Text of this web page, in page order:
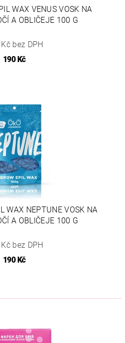
WAX VENUS VOSK NA
A OBLIČEJE 100 G
bez DPH
190 Kč
WAX NEPTUNE VOSK NA
A OBLIČEJE 100 G
bez DPH
190 Kč